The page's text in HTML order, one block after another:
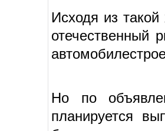
Исходя из
отечественный
Но по
планируется